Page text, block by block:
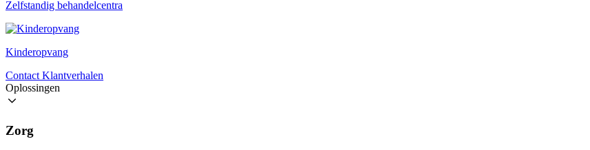
Zelfstandig behandelcentra
Kinderopvang
Contact Klantverhalen
Oplossingen
Zorg